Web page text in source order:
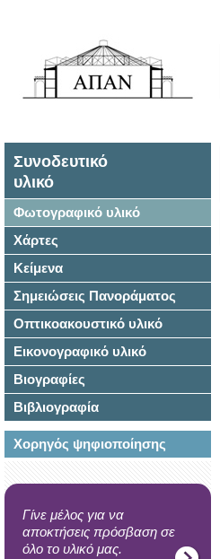
Συνοδευτικό
υλικό
Φωτογραφικό υλικό
Χάρτες
Κείμενα
Σημειώσεις Πανοράματος
Οπτικοακουστικό υλικό
Εικονογραφικό υλικό
Βιογραφίες
Βιβλιογραφία
Χορηγός ψηφιοποίησης
Γίνε μέλος για να
αποκτήσεις πρόσβαση σε
όλο το υλικό μας.